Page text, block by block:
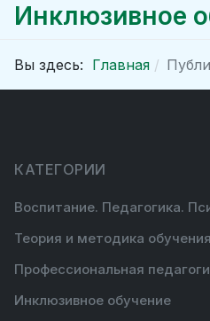
Инклюзивное
Вы здесь: Главная
КАТЕГОРИИ
Воспитание. Педагогика.
Теория и методика обучения
Профессиональная
Инклюзивное обучение